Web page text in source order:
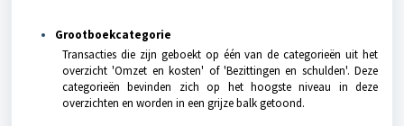
Grootboekcategorie
Transacties die zijn geboekt op één van de categorieën uit het
overzicht 'Omzet en kosten' of 'Bezittingen en schulden'. Deze
categorieën bevinden zich op het hoogste niveau in deze
overzichten en worden in een grijze balk getoond.